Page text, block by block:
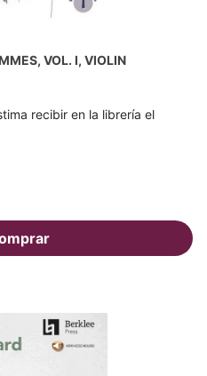
VOL. I, VIOLIN
recibir en la librería el